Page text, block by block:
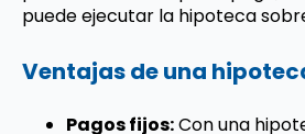
puede ejecutar la hipoteca
Ventajas de una
Pagos fijos:Con una